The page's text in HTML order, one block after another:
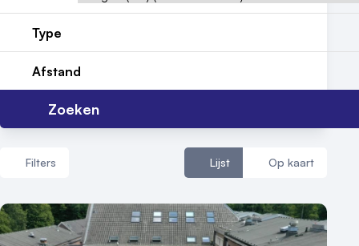
Locatiegids
Meld locatie aan
Reviews (5⭐️)
Contact
Type
Afstand
Zoeken
Filters Lijst Op kaart
Aantal zalen